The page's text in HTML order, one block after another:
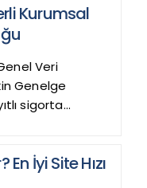
Kurumsal
Veri
Genelge
sigorta...
En İyi Site Hızı